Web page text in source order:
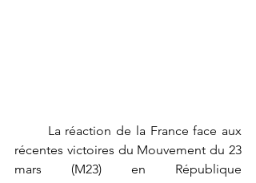
récentes victoires du Mouvement du 23
mars (M23) en République